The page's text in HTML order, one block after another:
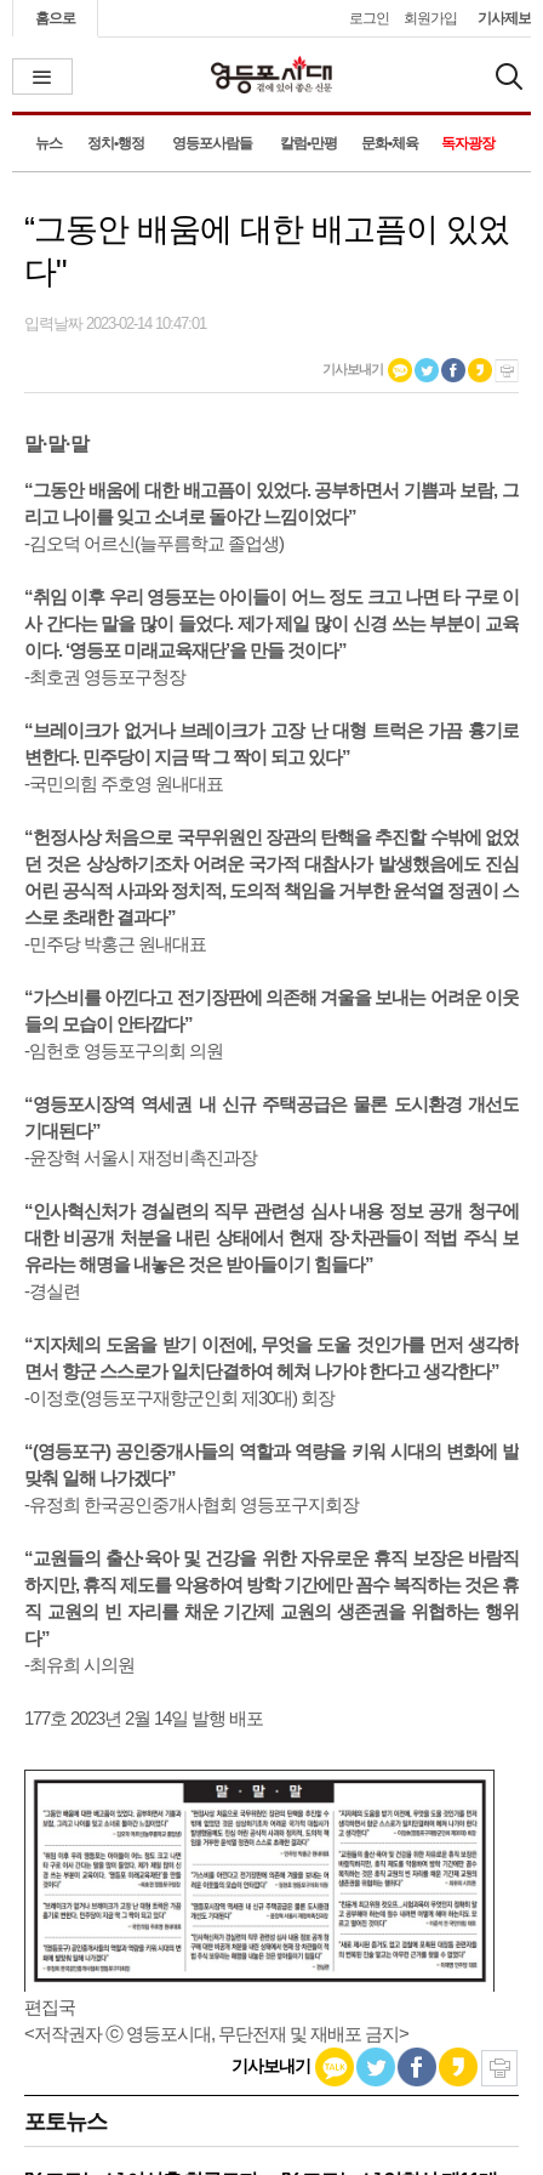
홈으로 로그인 회원가입 기사제보
뉴스 정치•행정 영등포사람들 칼럼•만평 문화•체육 독자광장
“그동안 배움에 대한 배고픔이 있었
다"
입력날짜 2023-02-14 10:47:01
기사보내기
말·말·말
“그동안 배움에 대한 배고픔이 있었다. 공부하면서 기쁨과 보람, 그
리고 나이를 잊고 소녀로 돌아간 느낌이었다”
-김오덕 어르신(늘푸름학교 졸업생)
“취임 이후 우리 영등포는 아이들이 어느 정도 크고 나면 타 구로 이
사 간다는 말을 많이 들었다. 제가 제일 많이 신경 쓰는 부분이 교육
이다. ‘영등포 미래교육재단’을 만들 것이다”
-최호권 영등포구청장
“브레이크가 없거나 브레이크가 고장 난 대형 트럭은 가끔 흉기로
변한다. 민주당이 지금 딱 그 짝이 되고 있다”
-국민의힘 주호영 원내대표
“헌정사상 처음으로 국무위원인 장관의 탄핵을 추진할 수밖에 없었
던 것은 상상하기조차 어려운 국가적 대참사가 발생했음에도 진심
어린 공식적 사과와 정치적, 도의적 책임을 거부한 윤석열 정권이 스
스로 초래한 결과다”
-민주당 박홍근 원내대표
“가스비를 아낀다고 전기장판에 의존해 겨울을 보내는 어려운 이웃
들의 모습이 안타깝다”
-임헌호 영등포구의회 의원
“영등포시장역 역세권 내 신규 주택공급은 물론 도시환경 개선도
기대된다”
-윤장혁 서울시 재정비촉진과장
“인사혁신처가 경실련의 직무 관련성 심사 내용 정보 공개 청구에
대한 비공개 처분을 내린 상태에서 현재 장·차관들이 적법 주식 보
유라는 해명을 내놓은 것은 받아들이기 힘들다”
-경실련
“지자체의 도움을 받기 이전에, 무엇을 도울 것인가를 먼저 생각하
면서 향군 스스로가 일치단결하여 헤쳐 나가야 한다고 생각한다”
-이정호(영등포구재향군인회 제30대) 회장
“(영등포구) 공인중개사들의 역할과 역량을 키워 시대의 변화에 발
맞춰 일해 나가겠다”
-유정희 한국공인중개사협회 영등포구지회장
“교원들의 출산·육아 및 건강을 위한 자유로운 휴직 보장은 바람직
하지만, 휴직 제도를 악용하여 방학 기간에만 꼼수 복직하는 것은 휴
직 교원의 빈 자리를 채운 기간제 교원의 생존권을 위협하는 행위
다”
-최유희 시의원
177호 2023년 2월 14일 발행 배포
편집국
<저작권자 ⓒ 영등포시대, 무단전재 및 재배포 금지>
기사보내기
포토뉴스